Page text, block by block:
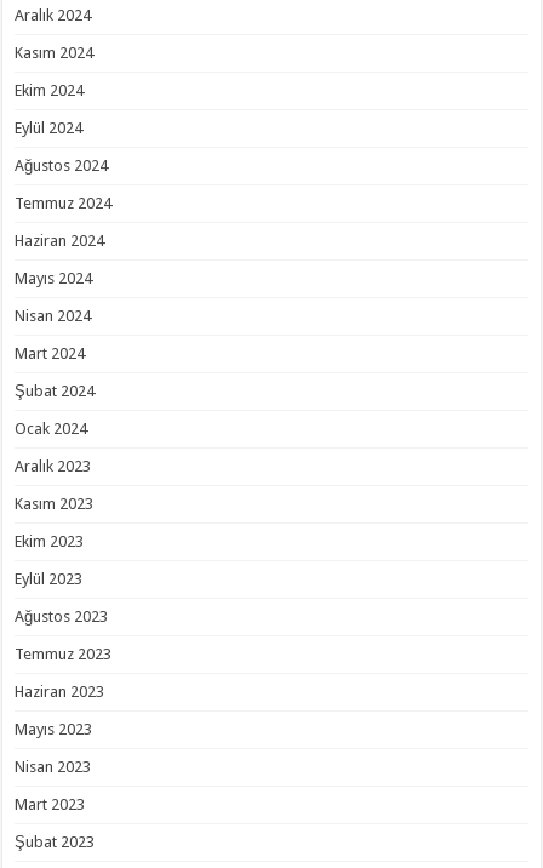
Aralık 2024
Kasım 2024
Ekim 2024
Eylül 2024
Ağustos 2024
Temmuz 2024
Haziran 2024
Mayıs 2024
Nisan 2024
Mart 2024
Şubat 2024
Ocak 2024
Aralık 2023
Kasım 2023
Ekim 2023
Eylül 2023
Ağustos 2023
Temmuz 2023
Haziran 2023
Mayıs 2023
Nisan 2023
Mart 2023
Şubat 2023